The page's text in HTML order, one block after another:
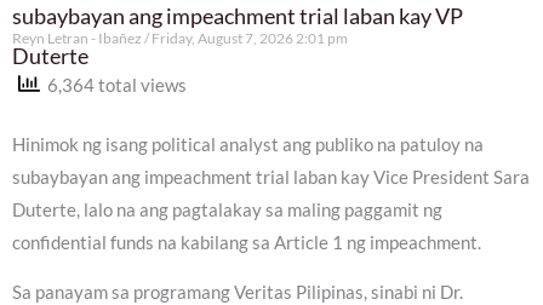
subaybayan ang impeachment trial laban kay VP
Duterte
Reyn Letran - Ibañez Friday, August 7, 2026 2:01 pm
6,364 total views
Hinimok ng isang political analyst ang publiko na patuloy na
subaybayan ang impeachment trial laban kay Vice President Sara
Duterte, lalo na ang pagtalakay sa maling paggamit ng
confidential funds na kabilang sa Article 1 ng impeachment.
Sa panayam sa programang Veritas Pilipinas, sinabi ni Dr.